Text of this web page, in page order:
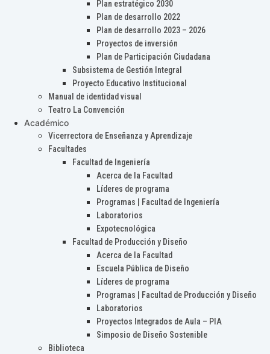
Plan estratégico 2030
Plan de desarrollo 2022
Plan de desarrollo 2023 – 2026
Proyectos de inversión
Plan de Participación Ciudadana
Subsistema de Gestión Integral
Proyecto Educativo Institucional
Manual de identidad visual
Teatro La Convención
Académico
Vicerrectora de Enseñanza y Aprendizaje
Facultades
Facultad de Ingeniería
Acerca de la Facultad
Líderes de programa
Programas | Facultad de Ingeniería
Laboratorios
Expotecnológica
Facultad de Producción y Diseño
Acerca de la Facultad
Escuela Pública de Diseño
Líderes de programa
Programas | Facultad de Producción y Diseño
Laboratorios
Proyectos Integrados de Aula – PIA
Simposio de Diseño Sostenible
Biblioteca